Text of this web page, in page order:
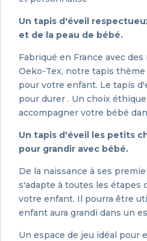
Un tapis d'éveil
et de la peau de bébé.
Fabriqué en France avec
Oeko-Tex, notre tapis
pour votre enfant. Le tapis
pour durer . Un choix
accompagner votre bébé
Un tapis d'éveil les petits
pour grandir avec bébé.
De la naissance à ses
s'adapte à toutes les étapes
votre enfant. Il pourra être
enfant aura grandi dans un
Un espace de jeu idéal pour